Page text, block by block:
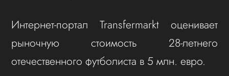
Интернет-портал Transfermarkt оценивает
рыночную стоимость 28-летнего
отечественного футболиста в 5 млн. евро.